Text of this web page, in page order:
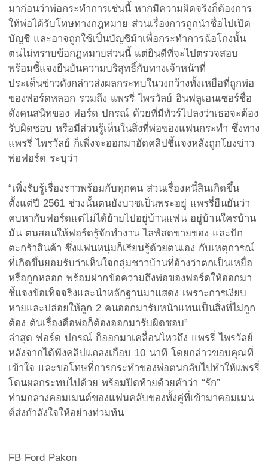
มาก่อนว่าพ่อกระทำการเช่นนี้ หากมีความผิดจริงก็ต้องการ
ให้พ่อได้รับโทษทางกฎหมาย ส่วนเรื่องการถูกนำชื่อไปเปิด
บัญชี และอาจถูกใช้เป็นบัญชีม้าเพื่อกระทำการฉ้อโกงนั้น
ตนไม่ทราบข้อกฎหมายส่วนนี้ แต่ยินดีที่จะไปตรวจสอบ
พร้อมชี้แจงยืนยันความบริสุทธิ์กับทางเจ้าหน้าที่
ประเด็นข่าวดังกล่าวส่งผลกระทบในวงกว้างทั้งเหยื่อที่ถูกพ่อ
ของฟอร์ดหลอก รวมถึง แพรรี่ ไพรวัลย์ อินฟลูเอนเซอร์ชื่อ
ดังคนสนิทของ ฟอร์ด ปกรณ์ ด้วยที่มีทัวร์ไปลงว่าเธอจะต้อง
รับผิดชอบ หรือมีส่วนรู้เห็นในสิ่งที่พ่อของแฟนกระทำ ซึ่งทาง
แพรรี่ ไพรวัลย์ ก็เพิ่งจะออกมาอัดคลิปชี้แจงหลังถูกโยงข่าว
พ่อฟอร์ด ระบุว่า
“เพิ่งรับรู้เรื่องราวพร้อมกับทุกคน ส่วนเรื่องหนี้สินเกิดขึ้น
ตั้งแต่ปี 2561 ช่วงนั้นตนยังบวชเป็นพระอยู่ แพรรี่ยืนยันว่า
คบหากับฟอร์ดแต่ไม่ได้ย้ายไปอยู่บ้านแฟน อยู่บ้านใครบ้าน
มัน ตนสอนให้ฟอร์ดรู้จักทำงาน ไลฟ์สดขายของ และปัก
ตะกร้าสินค้า ซึ่งแฟนหนุ่มก็เรียนรู้ด้วยตนเอง กับเหตุการณ์
ที่เกิดขึ้นยอมรับว่าเห็นใจกลุ่มชาวบ้านที่อ้างว่าตกเป็นเหยื่อ
หรือถูกหลอก พร้อมฝากข้อความถึงพ่อของฟอร์ดให้ออกมา
ชี้แจงข้อเท็จจริงและนำหลักฐานมาแสดง เพราะการเงียบ
หายและปล่อยให้ลูก 2 คนออกมารับหน้าแทนเป็นสิ่งที่ไม่ถูก
ต้อง ต้นเรื่องคือพ่อก็ต้องออกมารับผิดชอบ”
ล่าสุด ฟอร์ด ปกรณ์ ก็ออกมาเคลื่อนไหวถึง แพรรี่ ไพรวัลย์
หลังจากได้ฟังคลิปแถลงเกือบ 10 นาที โดยกล่าวขอบคุณที่
เข้าใจ และขอโทษที่การกระทำของพ่อตนกลับไปทำให้แพรรี่
โดนผลกระทบไปด้วย พร้อมปิดท้ายด้วยคำว่า “รัก”
ท่ามกลางคอมเมนต์ของแฟนคลับของทั้งคู่ที่เข้ามาคอมเมน
ต์ส่งกำลังใจให้อย่างท่วมท้น
FB Ford Pakon